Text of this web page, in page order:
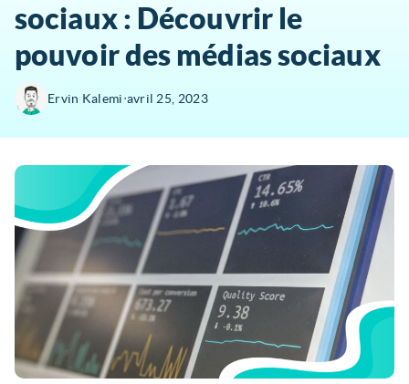
sociaux : Découvrir le
pouvoir des médias sociaux
Ervin Kalemi∙avril 25, 2023